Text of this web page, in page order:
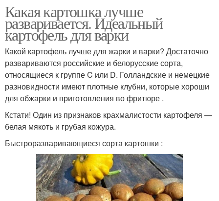
Какая картошка лучше
разваривается. Идеальный
картофель для варки
Какой картофель лучше для жарки и варки? Достаточно
развариваются российские и белорусские сорта,
относящиеся к группе C или D. Голландские и немецкие
разновидности имеют плотные клубни, которые хороши
для обжарки и приготовления во фритюре .
Кстати! Один из признаков крахмалистости картофеля —
белая мякоть и грубая кожура.
Быстроразваривающиеся сорта картошки :